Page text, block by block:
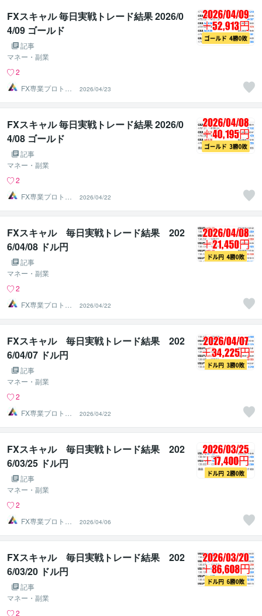
FXスキャル 毎日実戦トレード結果 2026/0
4/09 ゴールド
記事
マネー・副業
2
FX専業プロトレ
ーダーのAチーム
2026/04/23
FXスキャル 毎日実戦トレード結果 2026/0
4/08 ゴールド
記事
マネー・副業
2
FX専業プロトレ
ーダーのAチーム
2026/04/22
FXスキャル 毎日実戦トレード結果 202
6/04/08 ドル円
記事
マネー・副業
2
FX専業プロトレ
ーダーのAチーム
2026/04/22
FXスキャル 毎日実戦トレード結果 202
6/04/07 ドル円
記事
マネー・副業
2
FX専業プロトレ
ーダーのAチーム
2026/04/22
FXスキャル 毎日実戦トレード結果 202
6/03/25 ドル円
記事
マネー・副業
2
FX専業プロトレ
ーダーのAチーム
2026/04/06
FXスキャル 毎日実戦トレード結果 202
6/03/20 ドル円
記事
マネー・副業
2